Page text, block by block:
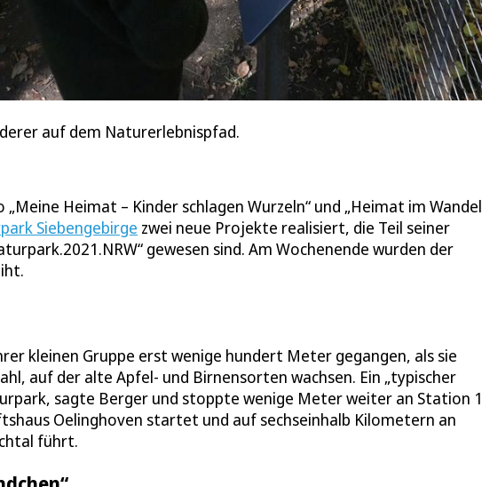
auf dem Naturerlebnispfad.
Heimat – Kinder schlagen Wurzeln“ und „Heimat im Wandel
Siebengebirge zwei neue Projekte realisiert, die Teil seiner
gewesen sind. Am Wochenende wurden der
kleinen Gruppe erst wenige hundert Meter gegangen, als sie
auf der alte Apfel- und Birnensorten wachsen. Ein „typischer
sagte Berger und stoppte wenige Meter weiter an Station 1
Oelinghoven startet und auf sechseinhalb Kilometern an
führt.